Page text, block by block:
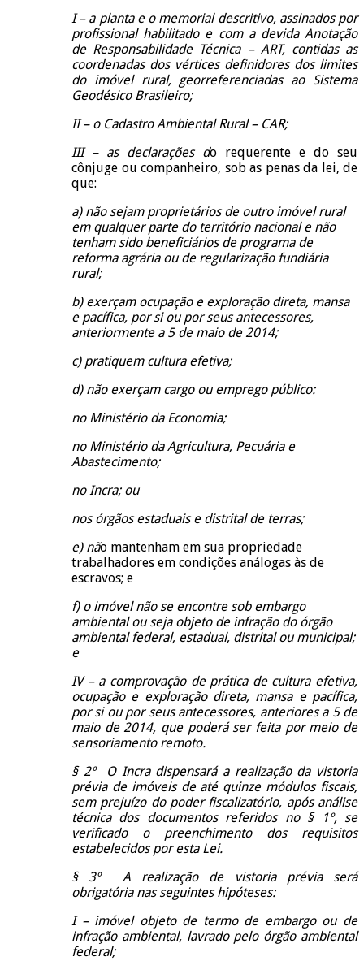
I – a planta e o memorial descritivo, assinados por
profissional habilitado e com a devida Anotação
de Responsabilidade Técnica – ART, contidas as
coordenadas dos vértices definidores dos limites
do imóvel rural, georreferenciadas ao Sistema
Geodésico Brasileiro;
II – o Cadastro Ambiental Rural – CAR;
III – as declarações do requerente e do seu
cônjuge ou companheiro, sob as penas da lei, de
que:
a) não sejam proprietários de outro imóvel rural
em qualquer parte do território nacional e não
tenham sido beneficiários de programa de
reforma agrária ou de regularização fundiária
rural;
b) exerçam ocupação e exploração direta, mansa
e pacífica, por si ou por seus antecessores,
anteriormente a 5 de maio de 2014;
c) pratiquem cultura efetiva;
d) não exerçam cargo ou emprego público:
no Ministério da Economia;
no Ministério da Agricultura, Pecuária e
Abastecimento;
no Incra; ou
nos órgãos estaduais e distrital de terras;
e) não mantenham em sua propriedade
trabalhadores em condições análogas às de
escravos; e
f) o imóvel não se encontre sob embargo
ambiental ou seja objeto de infração do órgão
ambiental federal, estadual, distrital ou municipal;
e
IV – a comprovação de prática de cultura efetiva,
ocupação e exploração direta, mansa e pacífica,
por si ou por seus antecessores, anteriores a 5 de
maio de 2014, que poderá ser feita por meio de
sensoriamento remoto.
§ 2º O Incra dispensará a realização da vistoria
prévia de imóveis de até quinze módulos fiscais,
sem prejuízo do poder fiscalizatório, após análise
técnica dos documentos referidos no § 1º, se
verificado o preenchimento dos requisitos
estabelecidos por esta Lei.
§ 3º A realização de vistoria prévia será
obrigatória nas seguintes hipóteses:
I – imóvel objeto de termo de embargo ou de
infração ambiental, lavrado pelo órgão ambiental
federal;